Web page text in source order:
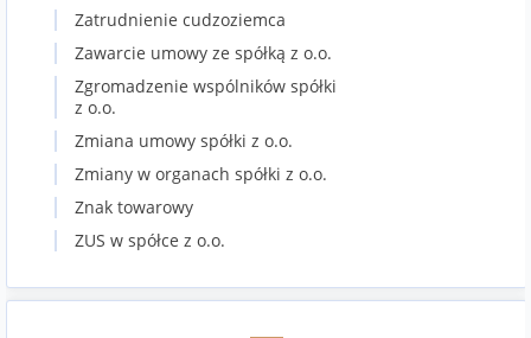
Zatrudnienie cudzoziemca
Zawarcie umowy ze spółką z o.o.
Zgromadzenie wspólników spółki
z o.o.
Zmiana umowy spółki z o.o.
Zmiany w organach spółki z o.o.
Znak towarowy
ZUS w spółce z o.o.